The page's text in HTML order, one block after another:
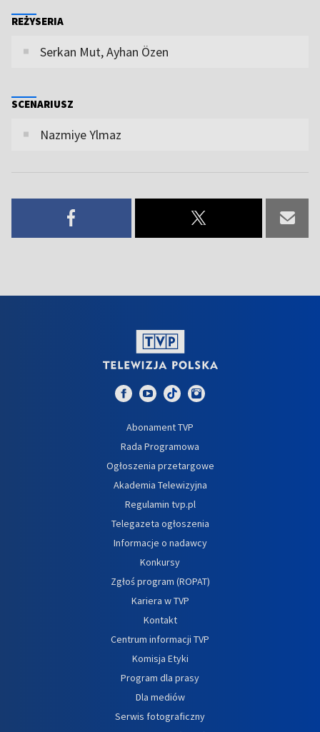
REŻYSERIA
Serkan Mut, Ayhan Özen
SCENARIUSZ
Nazmiye Ylmaz
Abonament TVP
Rada Programowa
Ogłoszenia przetargowe
Akademia Telewizyjna
Regulamin tvp.pl
Telegazeta ogłoszenia
Informacje o nadawcy
Konkursy
Zgłoś program (ROPAT)
Kariera w TVP
Kontakt
Centrum informacji TVP
Komisja Etyki
Program dla prasy
Dla mediów
Serwis fotograficzny